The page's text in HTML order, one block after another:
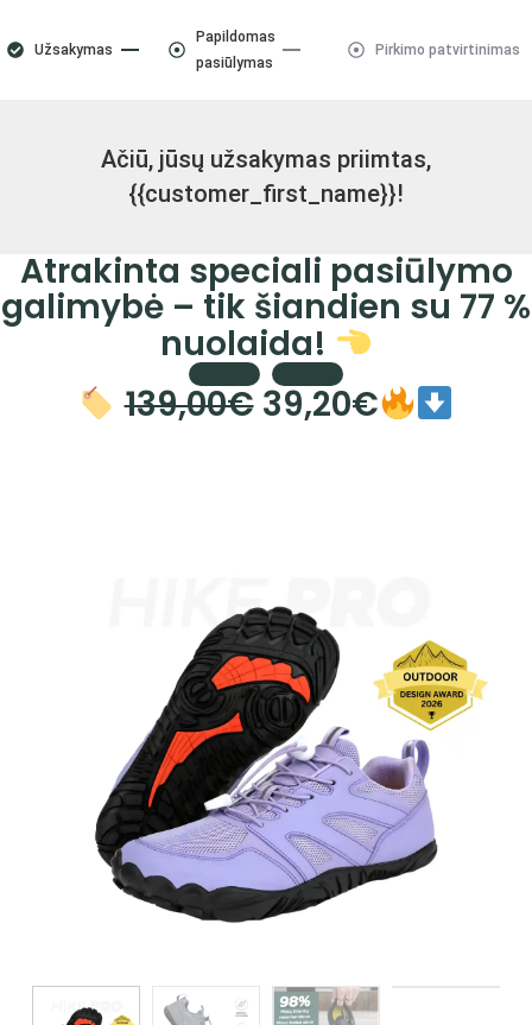
Užsakymas
Papildomas
pasiūlymas
Pirkimo patvirtinimas
Ačiū, jūsų užsakymas priimtas,
{{customer_first_name}}!
Atrakinta speciali pasiūlymo
galimybė – tik šiandien su 77 %
nuolaida!
139,00€39,20€